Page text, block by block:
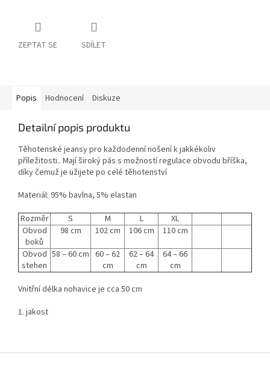
ZEPTAT SE SDÍLET
Popis Hodnocení Diskuze
Detailní popis produktu
Těhotenské jeansy pro každodenní nošení k jakkékoliv
příležitosti.. Mají široký pás s možností regulace obvodu bříška,
díky čemuž je užijete po celé těhotenství
Materiál: 95% bavlna, 5% elastan
Rozměr
S M L
XL
Obvod
boků
98 cm 102 cm 106 cm
110 cm
Obvod
stehen
58 – 60 cm 60 – 62
cm
62 – 64
cm
64 – 66
cm
Vnitřní délka nohavice je cca 50 cm
1. jakost